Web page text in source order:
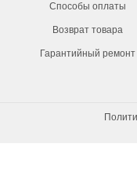
Способы оплаты
Возврат товара
Гарантийный ремонт